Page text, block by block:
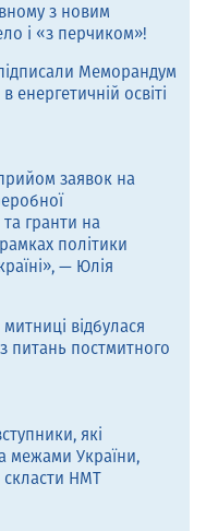
з новим
і «з перчиком»!
Меморандум
енергетичній освіті
заявок на
гранти на
політики
— Юлія
митниці відбулася
питань постмитного
які
межами України,
НМТ